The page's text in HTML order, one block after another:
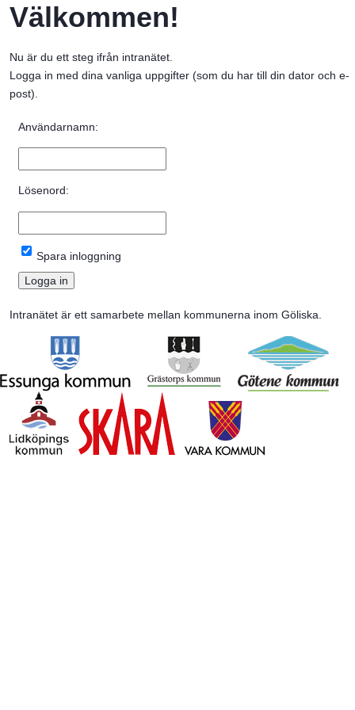
Välkommen!
Nu är du ett steg ifrån intranätet.
Logga in med dina vanliga uppgifter (som du har till din dator och e-
post).
Inloggning
Användarnamn:
Lösenord:
Spara inloggning
Intranätet är ett samarbete mellan kommunerna inom Göliska.